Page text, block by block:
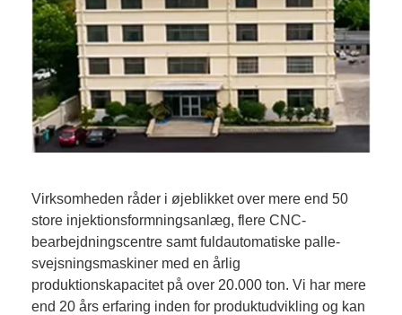
Virksomheden råder i øjeblikket over mere end 50
store injektionsformningsanlæg, flere CNC-
bearbejdningscentre samt fuldautomatiske palle-
svejsningsmaskiner med en årlig
produktionskapacitet på over 20.000 ton. Vi har mere
end 20 års erfaring inden for produktudvikling og kan